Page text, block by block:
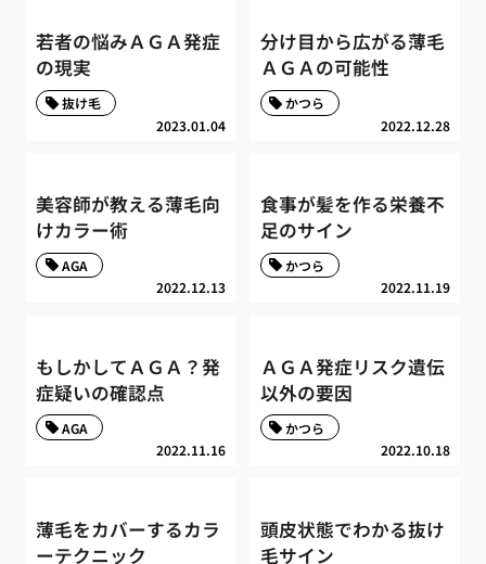
若者の悩みＡＧＡ発症
の現実
2023.01.04
抜け毛
分け目から広がる薄毛
ＡＧＡの可能性
2022.12.28
かつら
美容師が教える薄毛向
けカラー術
2022.12.13
AGA
食事が髪を作る栄養不
足のサイン
2022.11.19
かつら
もしかしてＡＧＡ？発
症疑いの確認点
2022.11.16
AGA
ＡＧＡ発症リスク遺伝
以外の要因
2022.10.18
かつら
薄毛をカバーするカラ
ーテクニック
頭皮状態でわかる抜け
毛サイン